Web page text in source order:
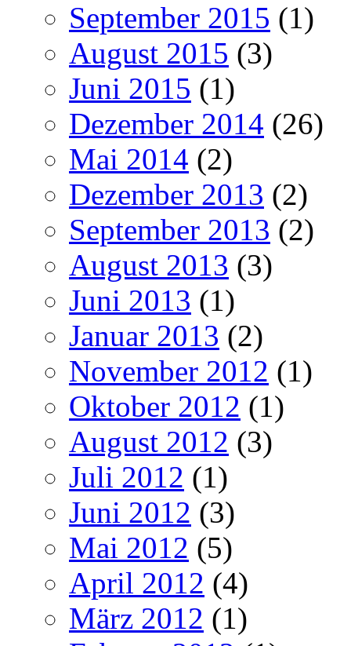
September 2015 (1)
August 2015 (3)
Juni 2015 (1)
Dezember 2014 (26)
Mai 2014 (2)
Dezember 2013 (2)
September 2013 (2)
August 2013 (3)
Juni 2013 (1)
Januar 2013 (2)
November 2012 (1)
Oktober 2012 (1)
August 2012 (3)
Juli 2012 (1)
Juni 2012 (3)
Mai 2012 (5)
April 2012 (4)
März 2012 (1)